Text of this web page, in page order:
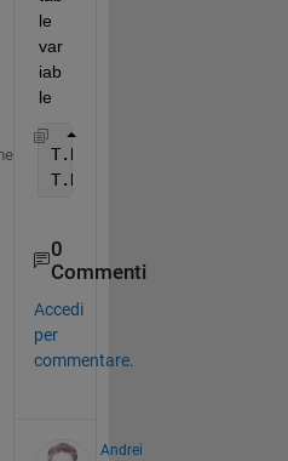
le
var
iab
le
T.Dates_1 =
T.Dates_2 =
0
Commenti
Accedi
per
commentare.
Andrei